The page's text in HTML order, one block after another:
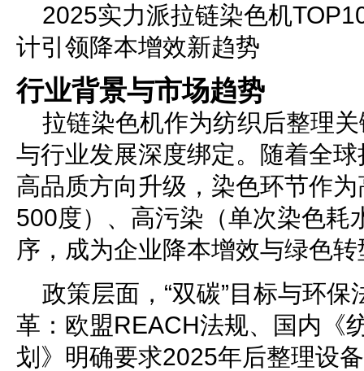
2025实力派拉链染色机
计引领降本增效新趋势
行业背景与市场趋势
拉链染色机作为纺织后整理
与行业发展深度绑定。随着全
高品质方向升级，染色环节作
500度）、高污染（单次染色耗
序，成为企业降本增效与绿色
政策层面，“双碳”目标与环
革：欧盟REACH法规、国内《
划》明确要求2025年后整理设